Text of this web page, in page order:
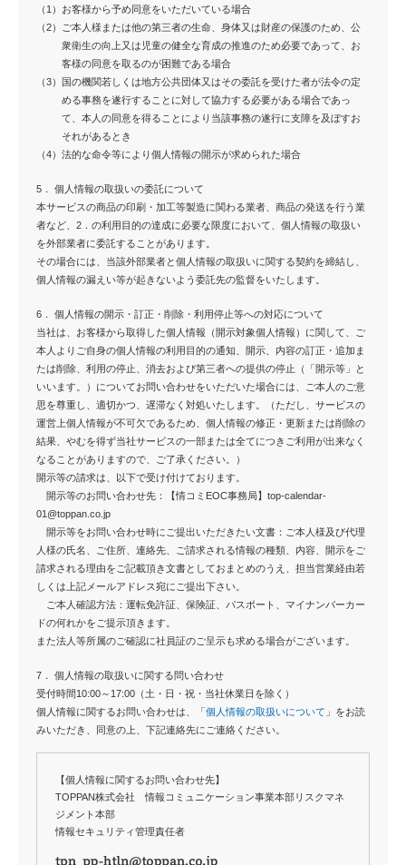
（1） お客様から予め同意をいただいている場合
（2）
ご本人様または他の第三者の生命、身体又は財産の保護のため、公
衆衛生の向上又は児童の健全な育成の推進のため必要であって、お
客様の同意を取るのが困難である場合
（3）
国の機関若しくは地方公共団体又はその委託を受けた者が法令の定
める事務を遂行することに対して協力する必要がある場合であっ
て、本人の同意を得ることにより当該事務の遂行に支障を及ぼすお
それがあるとき
（4） 法的な命令等により個人情報の開示が求められた場合
5． 個人情報の取扱いの委託について
本サービスの商品の印刷・加工等製造に関わる業者、商品の発送を行う業
者など、2．の利用目的の達成に必要な限度において、個人情報の取扱い
を外部業者に委託することがあります。
その場合には、当該外部業者と個人情報の取扱いに関する契約を締結し、
個人情報の漏えい等が起きないよう委託先の監督をいたします。
6． 個人情報の開示・訂正・削除・利用停止等への対応について
当社は、お客様から取得した個人情報（開示対象個人情報）に関して、ご
本人よりご自身の個人情報の利用目的の通知、開示、内容の訂正・追加ま
たは削除、利用の停止、消去および第三者への提供の停止（「開示等」と
いいます。）についてお問い合わせをいただいた場合には、ご本人のご意
思を尊重し、適切かつ、遅滞なく対処いたします。（ただし、サービスの
運営上個人情報が不可欠であるため、個人情報の修正・更新または削除の
結果、やむを得ず当社サービスの一部または全てにつきご利用が出来なく
なることがありますので、ご了承ください。）
開示等の請求は、以下で受け付けております。
開示等のお問い合わせ先：【情コミEOC事務局】top-calendar-
01@toppan.co.jp
開示等をお問い合わせ時にご提出いただきたい文書：ご本人様及び代理
人様の氏名、ご住所、連絡先、ご請求される情報の種類、内容、開示をご
請求される理由をご記載頂き文書としておまとめのうえ、担当営業経由若
しくは上記メールアドレス宛にご提出下さい。
ご本人確認方法：運転免許証、保険証、パスポート、マイナンバーカー
ドの何れかをご提示頂きます。
また法人等所属のご確認に社員証のご呈示も求める場合がございます。
7． 個人情報の取扱いに関する問い合わせ
受付時間10:00～17:00（土・日・祝・当社休業日を除く）
個人情報に関するお問い合わせは、「個人情報の取扱いについて 」をお読
みいただき、同意の上、下記連絡先にご連絡ください。
【個人情報に関するお問い合わせ先】
TOPPAN株式会社 情報コミュニケーション事業本部リスクマネ
ジメント本部
情報セキュリティ管理責任者